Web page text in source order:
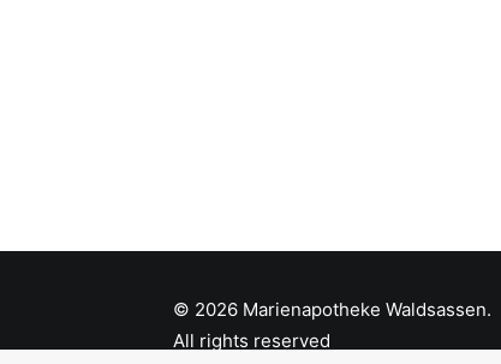
© 2026 Marienapotheke Waldsassen.
All rights reserved